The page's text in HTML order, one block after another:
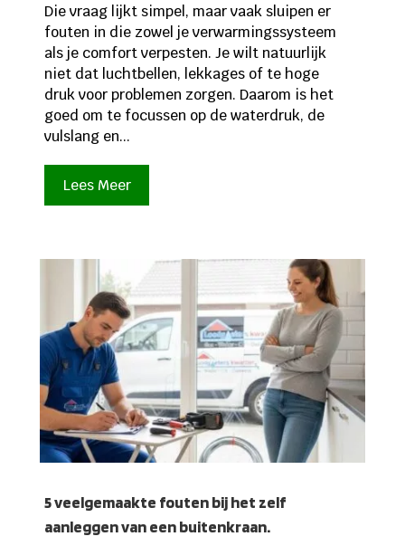
Die vraag lijkt simpel, maar vaak sluipen er
fouten in die zowel je verwarmingssysteem
als je comfort verpesten. Je wilt natuurlijk
niet dat luchtbellen, lekkages of te hoge
druk voor problemen zorgen. Daarom is het
goed om te focussen op de waterdruk, de
vulslang en...
Lees Meer
5 veelgemaakte fouten bij het zelf
aanleggen van een buitenkraan.